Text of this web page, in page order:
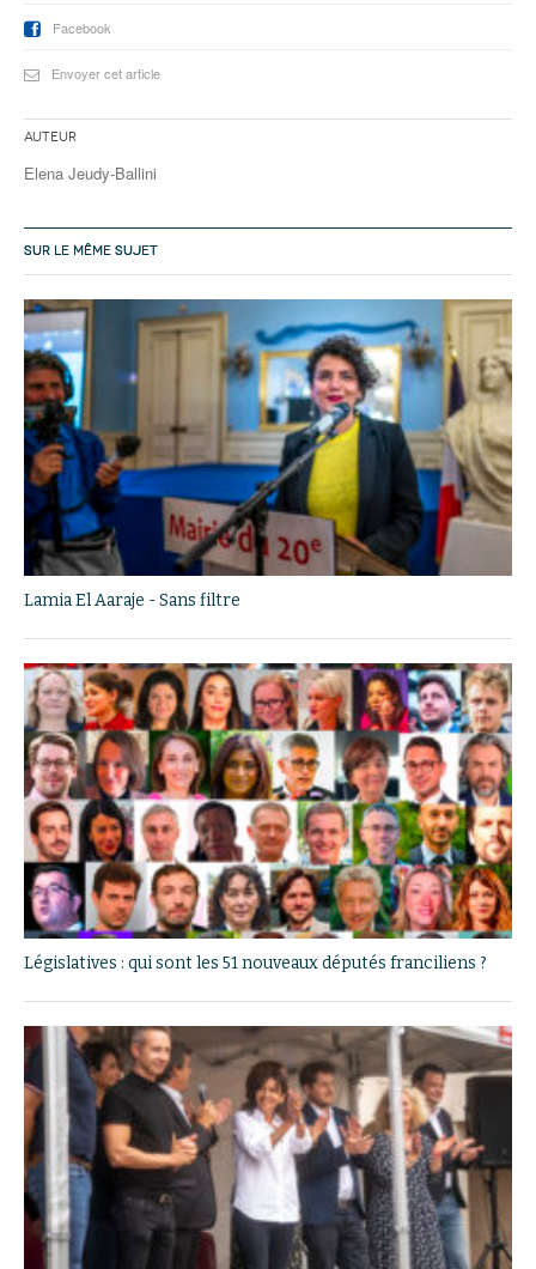
Facebook
Envoyer cet article
Auteur
Elena Jeudy-Ballini
SUR LE MÊME SUJET
Lamia El Aaraje - Sans filtre
Législatives : qui sont les 51 nouveaux députés franciliens ?